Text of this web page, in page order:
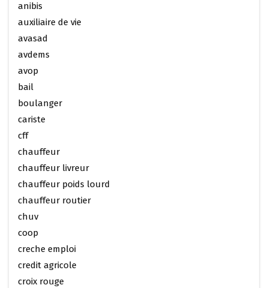
anibis
auxiliaire de vie
avasad
avdems
avop
bail
boulanger
cariste
cff
chauffeur
chauffeur livreur
chauffeur poids lourd
chauffeur routier
chuv
coop
creche emploi
credit agricole
croix rouge